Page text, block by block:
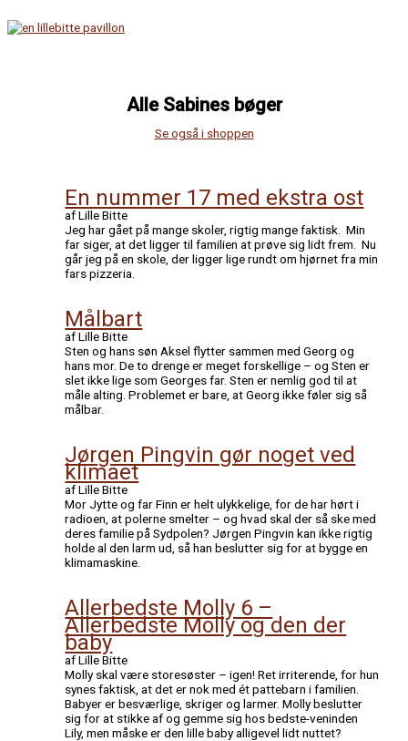
til
Alle Sabines bøger
Se også i shoppen
En nummer 17 med ekstra ost
af Lille Bitte
Jeg har gået på mange skoler, rigtig mange faktisk. Min
far siger, at det ligger til familien at prøve sig lidt frem. Nu
går jeg på en skole, der ligger lige rundt om hjørnet fra min
fars pizzeria.
Målbart
af Lille Bitte
Sten og hans søn Aksel flytter sammen med Georg og
hans mor. De to drenge er meget forskellige – og Sten er
slet ikke lige som Georges far. Sten er nemlig god til at
måle alting. Problemet er bare, at Georg ikke føler sig så
målbar.
Jørgen Pingvin gør noget ved
klimaet
af Lille Bitte
Mor Jytte og far Finn er helt ulykkelige, for de har hørt i
radioen, at polerne smelter – og hvad skal der så ske med
deres familie på Sydpolen? Jørgen Pingvin kan ikke rigtig
holde al den larm ud, så han beslutter sig for at bygge en
klimamaskine.
Allerbedste Molly 6 –
Allerbedste Molly og den der
baby
af Lille Bitte
Molly skal være storesøster – igen! Ret irriterende, for hun
synes faktisk, at det er nok med ét pattebarn i familien.
Babyer er besværlige, skriger og larmer. Molly beslutter
sig for at stikke af og gemme sig hos bedste-veninden
Lily, men måske er den lille baby alligevel lidt nuttet?